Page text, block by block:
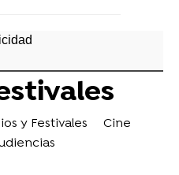
y Festivales
Cine